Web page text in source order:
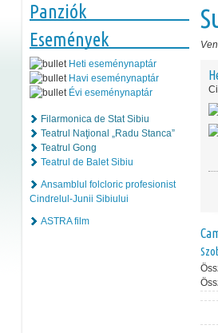
Panziók
Események
Heti eseménynaptár
Havi eseménynaptár
Évi eseménynaptár
Filarmonica de Stat Sibiu
Teatrul Naţional „Radu Stanca”
Teatrul Gong
Teatrul de Balet Sibiu
Ansamblul folcloric profesionist
Cindrelul-Junii Sibiului
ASTRA film